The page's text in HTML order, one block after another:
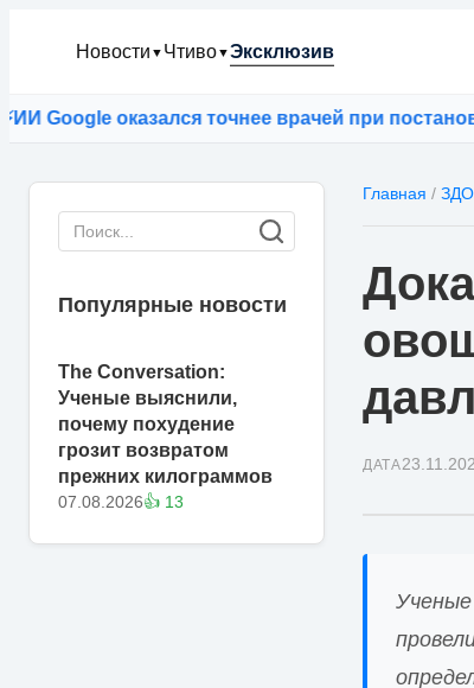
Новости ▼ Чтиво▼Эксклюзив
оказался точнее врачей при постановке
Популярные новости
The Conversation:
Ученые выяснили,
почему похудение
грозит возвратом
прежних килограммов
07.08.2026👍 13
Главная /
ДАТА